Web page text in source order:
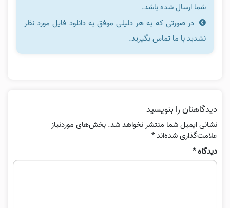
شما ارسال شده باشد.
در صورتی که به هر دلیلی موفق به دانلود فایل مورد نظر
نشدید با ما تماس بگیرید.
دیدگاهتان را بنویسید
نشانی ایمیل شما منتشر نخواهد شد. بخش‌های موردنیاز
علامت‌گذاری شده‌اند*
دیدگاه*